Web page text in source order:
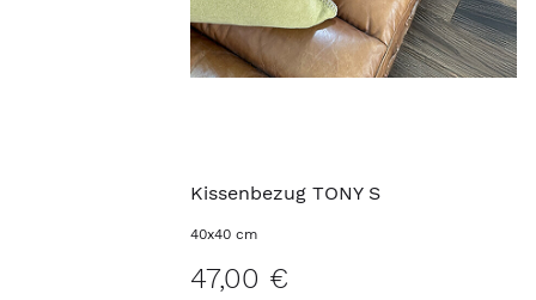
Kissenbezug TONY S
40x40 cm
47,00 €